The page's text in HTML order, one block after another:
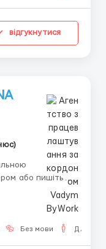
відгукнутися
або пишіть
змін
тривалий
Без мови Для